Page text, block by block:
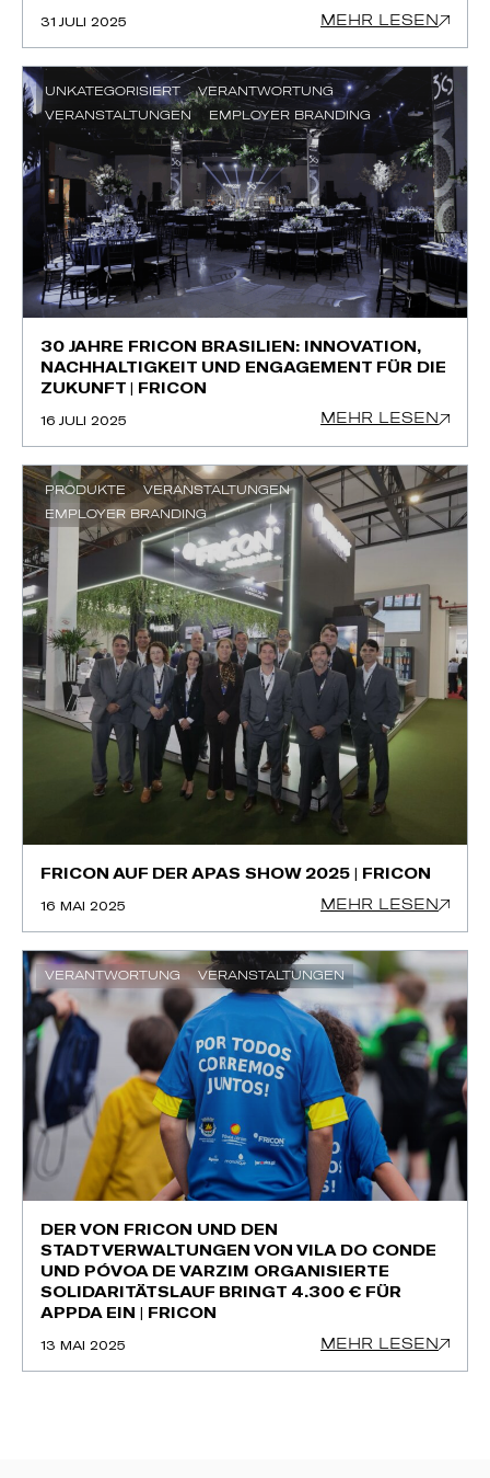
31 JULI 2025 MEHR LESEN
UNKATEGORISIERT
VERANTWORTUNG
VERANSTALTUNGEN
EMPLOYER BRANDING
30 JAHRE FRICON BRASILIEN: INNOVATION,
NACHHALTIGKEIT UND ENGAGEMENT FÜR DIE
ZUKUNFT | FRICON
16 JULI 2025 MEHR LESEN
PRODUKTE
VERANSTALTUNGEN
EMPLOYER BRANDING
FRICON AUF DER APAS SHOW 2025 | FRICON
16 MAI 2025 MEHR LESEN
VERANTWORTUNG VERANSTALTUNGEN
DER VON FRICON UND DEN
STADTVERWALTUNGEN VON VILA DO CONDE
UND PÓVOA DE VARZIM ORGANISIERTE
SOLIDARITÄTSLAUF BRINGT 4.300 € FÜR
APPDA EIN | FRICON
13 MAI 2025 MEHR LESEN